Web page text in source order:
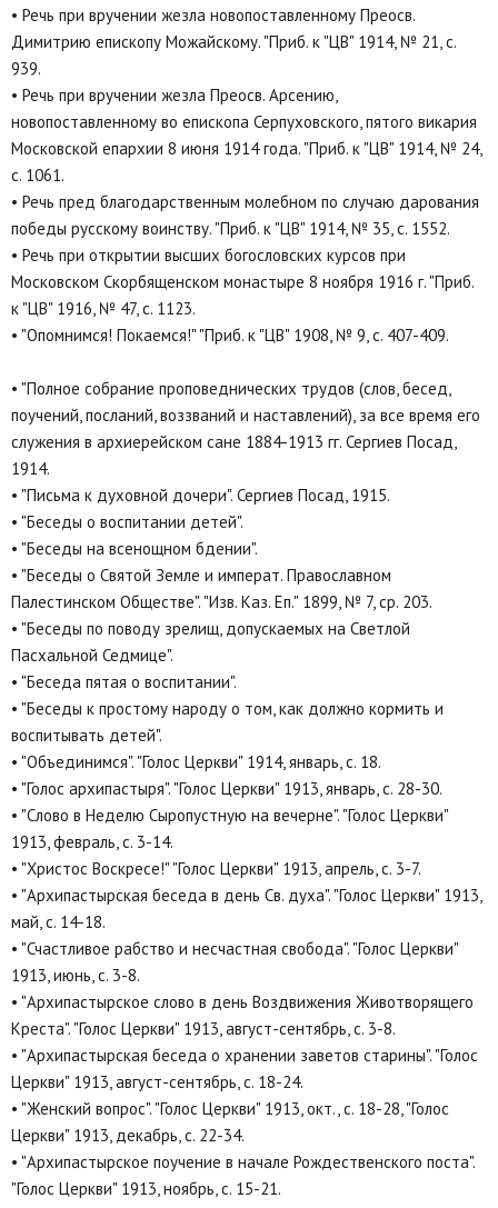
• Речь при вручении жезла новопоставленному Преосв.
Димитрию епископу Можайскому. "Приб. к "ЦВ" 1914, № 21, с.
939.
• Речь при вручении жезла Преосв. Арсению,
новопоставленному во епископа Серпуховского, пятого викария
Московской епархии 8 июня 1914 года. "Приб. к "ЦВ" 1914, № 24,
с. 1061.
• Речь пред благодарственным молебном по случаю дарования
победы русскому воинству. "Приб. к "ЦВ" 1914, № 35, с. 1552.
• Речь при открытии высших богословских курсов при
Московском Скорбященском монастыре 8 ноября 1916 г. "Приб.
к "ЦВ" 1916, № 47, с. 1123.
• "Опомнимся! Покаемся!" "Приб. к "ЦВ" 1908, № 9, с. 407-409.
• "Полное собрание проповеднических трудов (слов, бесед,
поучений, посланий, воззваний и наставлений), за все время его
служения в архиерейском сане 1884-1913 гг. Сергиев Посад,
1914.
• "Письма к духовной дочери". Сергиев Посад, 1915.
• "Беседы о воспитании детей".
• "Беседы на всенощном бдении".
• "Беседы о Святой Земле и императ. Православном
Палестинском Обществе". "Изв. Каз. Еп." 1899, № 7, ср. 203.
• "Беседы по поводу зрелищ, допускаемых на Светлой
Пасхальной Седмице".
• "Беседа пятая о воспитании".
• "Беседы к простому народу о том, как должно кормить и
воспитывать детей".
• "Объединимся". "Голос Церкви" 1914, январь, с. 18.
• "Голос архипастыря". "Голос Церкви" 1913, январь, с. 28-30.
• "Слово в Неделю Сыропустную на вечерне". "Голос Церкви"
1913, февраль, с. 3-14.
• "Христос Воскресе!" "Голос Церкви" 1913, апрель, с. 3-7.
• "Архипастырская беседа в день Св. духа". "Голос Церкви" 1913,
май, с. 14-18.
• "Счастливое рабство и несчастная свобода". "Голос Церкви"
1913, июнь, с. 3-8.
• "Архипастырское слово в день Воздвижения Животворящего
Креста". "Голос Церкви" 1913, август-сентябрь, с. 3-8.
• "Архипастырская беседа о хранении заветов старины". "Голос
Церкви" 1913, август-сентябрь, с. 18-24.
• "Женский вопрос". "Голос Церкви" 1913, окт., с. 18-28, "Голос
Церкви" 1913, декабрь, с. 22-34.
• "Архипастырское поучение в начале Рождественского поста".
"Голос Церкви" 1913, ноябрь, с. 15-21.